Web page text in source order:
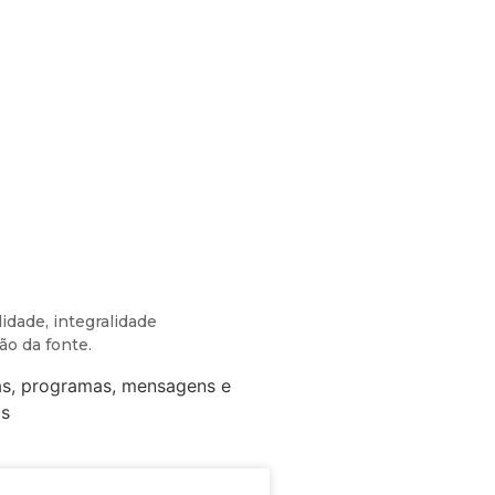
integralidade
da fonte.
programas, mensagens e